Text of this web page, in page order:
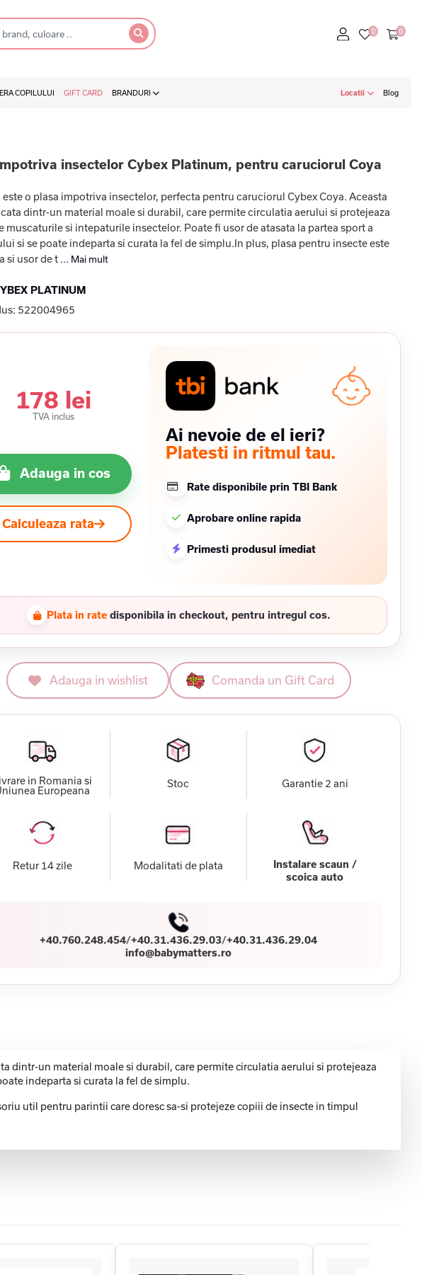
COPILULUI GIFT CARD BRANDURI Locatii Blog
insectelor Cybex Platinum, pentru caruciorul Coya
o plasa impotriva insectelor, perfecta pentru caruciorul Cybex Coya. Aceasta
dintr-un material moale si durabil, care permite circulatia aerului si protejeaza
muscaturile si intepaturile insectelor. Poate fi usor de atasata la partea sport a
si se poate indeparta si curata la fel de simplu.In plus, plasa pentru insecte este
si usor de t ... Mai mult
PLATINUM
522004965
178 lei
TVA inclus
Adauga in cos
Calculeaza rata
Ai nevoie de el ieri?
Platesti in ritmul tau.
Rate disponibile prin TBI Bank
Aprobare online rapida
Primesti produsul imediat
Plata in rate disponibila in checkout, pentru intregul cos.
Adauga in wishlist Comanda un Gift Card
in Romania si
Europeana
Stoc Garantie 2 ani
Retur 14 zile Modalitati de plata
Instalare scaun /
scoica auto
+40.760.248.454/+40.31.436.29.03/+40.31.436.29.04
info@babymatters.ro
dintr-un material moale si durabil, care permite circulatia aerului si protejeaza
indeparta si curata la fel de simplu.
util pentru parintii care doresc sa-si protejeze copiii de insecte in timpul